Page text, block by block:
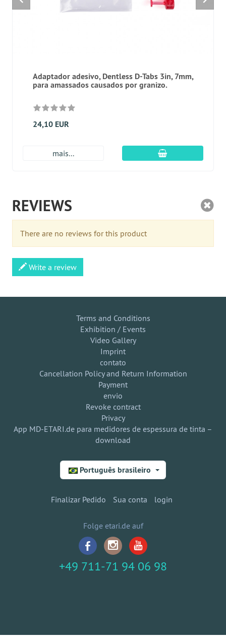
Adaptador adesivo, Dentless D-Tabs 3in, 7mm,
para amassados causados por granizo.
24,10 EUR
mais... Adicionar ao
REVIEWS
There are no reviews for this product
Write a review
Terms and Conditions
Exhibition / Events
Video Gallery
Imprint
contato
Cancellation Policy and Return Information
Payment
envio
Revoke contract
Privacy
App MD-ETARI.de para medidores de espessura de tinta –
download
Português brasileiro
Finalizar Pedido Sua conta login
Folge etari.de auf
+49 711-71 94 06 98